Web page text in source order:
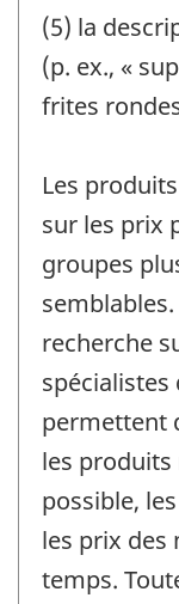
(5) la
(p. ex., «
frites
Les
sur les prix
groupes
recherche
permettent
les
possible,
les prix des
temps.